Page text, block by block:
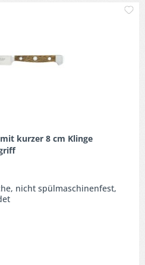
kurzer 8 cm Klinge
nicht spülmaschinenfest,